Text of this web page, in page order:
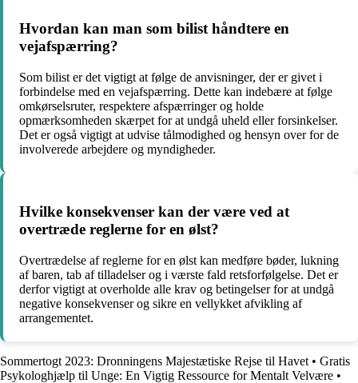
Hvordan kan man som bilist håndtere en
vejafspærring?
Som bilist er det vigtigt at følge de anvisninger, der er givet i
forbindelse med en vejafspærring. Dette kan indebære at følge
omkørselsruter, respektere afspærringer og holde
opmærksomheden skærpet for at undgå uheld eller forsinkelser.
Det er også vigtigt at udvise tålmodighed og hensyn over for de
involverede arbejdere og myndigheder.
Hvilke konsekvenser kan der være ved at
overtræde reglerne for en ølst?
Overtrædelse af reglerne for en ølst kan medføre bøder, lukning
af baren, tab af tilladelser og i værste fald retsforfølgelse. Det er
derfor vigtigt at overholde alle krav og betingelser for at undgå
negative konsekvenser og sikre en vellykket afvikling af
arrangementet.
Sommertogt 2023: Dronningens Majestætiske Rejse til Havet • Gratis
Psykologhjælp til Unge: En Vigtig Ressource for Mentalt Velvære •